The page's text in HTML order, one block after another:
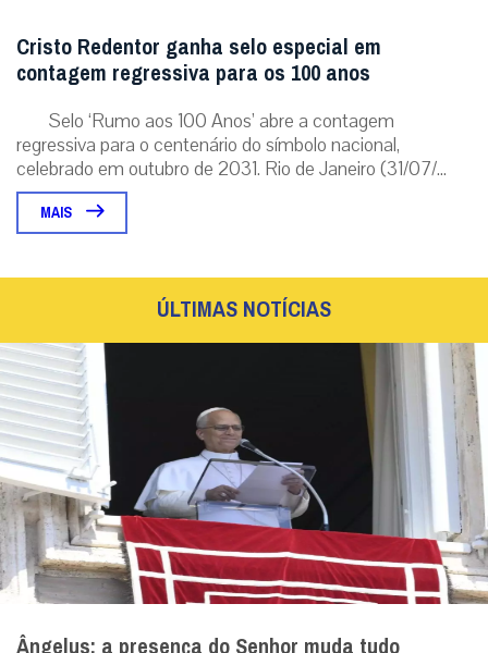
Cristo Redentor ganha selo especial em
contagem regressiva para os 100 anos
Selo ‘Rumo aos 100 Anos’ abre a contagem
regressiva para o centenário do símbolo nacional,
celebrado em outubro de 2031. Rio de Janeiro (31/07/...
MAIS
ÚLTIMAS NOTÍCIAS